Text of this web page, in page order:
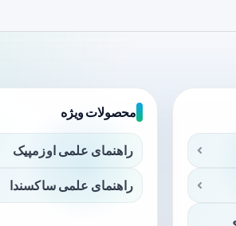
محصولات ویژه
راهنمای علمی اوزمپیک
راهنمای علمی ساکسندا